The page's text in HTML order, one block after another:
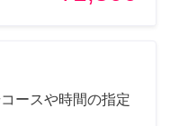
ースや時間の指定